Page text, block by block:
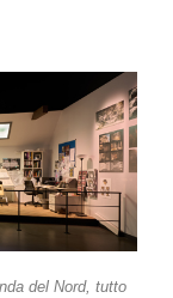
del Nord, tutto